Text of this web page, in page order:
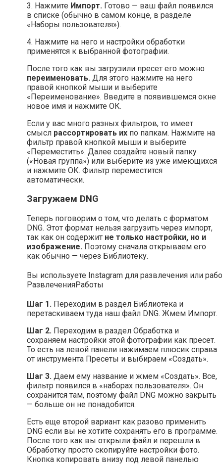
3. Нажмите Импорт. Готово — ваш файл появился
в списке (обычно в самом конце, в разделе
«Наборы пользователя»).
4. Нажмите на него и настройки обработки
применятся к выбранной фотографии.
После того как вы загрузили пресет его можно
переименовать. Для этого нажмите на него
правой кнопкой мыши и выберите
«Переименование». Введите в появившемся окне
новое имя и нажмите ОК.
Если у вас много разных фильтров, то имеет
смысл рассортировать их по папкам. Нажмите на
фильтр правой кнопкой мыши и выберите
«Переместить». Далее создайте новый папку
(«Новая группа») или выберите из уже имеющихся
и нажмите ОК. Фильтр переместится
автоматически.
Загружаем DNG
Теперь поговорим о том, что делать с форматом
DNG. Этот формат нельзя загрузить через импорт,
так как он содержит не только настройки, но и
изображение. Поэтому сначала открываем его
как обычно — через Библиотеку.
Вы используете Instagram для развлечения или
РазвлеченияРаботы
Шаг 1. Переходим в раздел Библиотека и
перетаскиваем туда наш файл DNG. Жмем Импорт.
Шаг 2. Переходим в раздел Обработка и
сохраняем настройки этой фотографии как пресет.
То есть на левой панели нажимаем плюсик справа
от инструмента Пресеты и выбираем «Создать».
Шаг 3. Даем ему название и жмем «Создать». Все,
фильтр появился в «наборах пользователя». Он
сохранится там, поэтому файл DNG можно закрыть
— больше он не понадобится.
Есть еще второй вариант как разово применить
DNG если вы не хотите сохранять его в программе.
После того как вы открыли файл и перешли в
Обработку просто скопируйте настройки фото.
Кнопка копировать внизу под левой панелью